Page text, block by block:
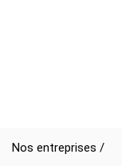
Nos entreprises /